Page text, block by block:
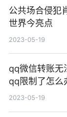
公共场合侵犯
世界今亮点
2023-05-19
qq微信转账无
qq限制了怎么
2023-05-19